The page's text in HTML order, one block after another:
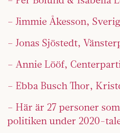
– Jimmie Åkesson,
– Jonas Sjöstedt,
– Annie Lööf,
– Ebba Busch Thor,
– Här är 27 personer
politiken under 2020-